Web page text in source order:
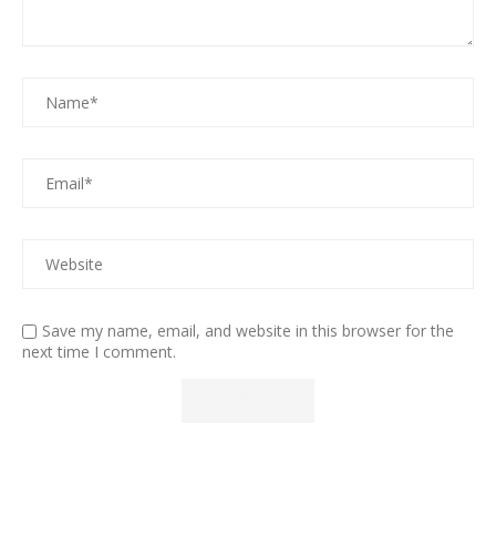
Save my name, email, and website in this browser for the
next time I comment.